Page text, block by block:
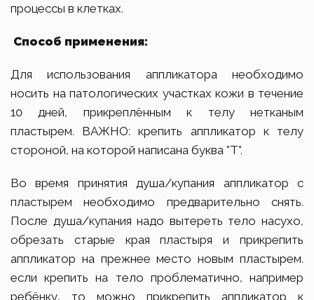
процессы в клетках.
Способ применения:
Для использования аппликатора необходимо
носить на патологических участках кожи в течение
10 дней, прикреплённым к телу нетканым
пластырем. ВАЖНО: крепить аппликатор к телу
стороной, на которой написана буква "Т".
Во время принятия душа/купания аппликатор с
пластырем необходимо предварительно снять.
После душа/купания надо вытереть тело насухо,
обрезать старые края пластыря и прикрепить
аппликатор на прежнее место новым пластырем.
если крепить на тело проблематично, например
ребёнку, то можно прикрепить аппликатор к